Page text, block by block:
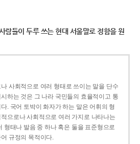
람들이 두루 쓰는 현대 서울말로 정함을 원
사회적으로 여러 형태로 쓰이는 말을 단수
하는 것은 그 나라 국민들의 효율적이고 통
. 국어 토박이 화자가 하는 말은 어휘의 형
으로나 사회적으로 여러 가지로 나타나는
형태나 발음 중 하나 혹은 둘을 표준형으로
규정의 목적이다.